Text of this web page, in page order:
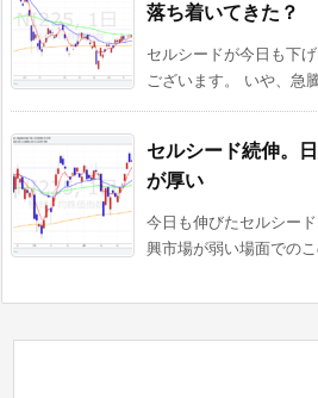
落ち着いてきた？
セルシードが今日も下
ございます。 いや、急
セルシード続伸。
が厚い
今日も伸びたセルシー
興市場が弱い場面での